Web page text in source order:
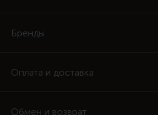
Бренды
Оплата и доставка
Обмен и возврат